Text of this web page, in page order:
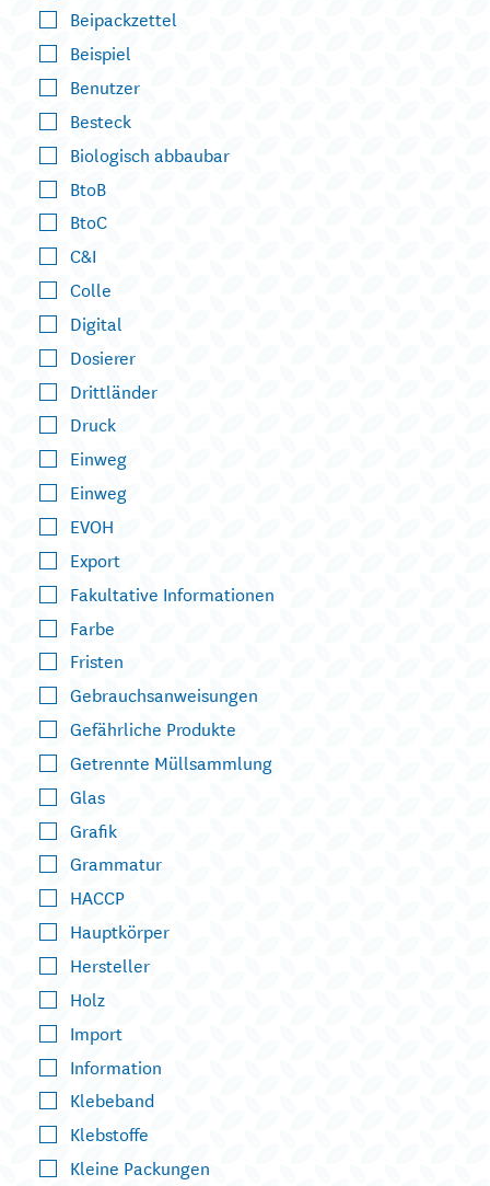
Beipackzettel
Beispiel
Benutzer
Besteck
Biologisch abbaubar
BtoB
BtoC
C&I
Colle
Digital
Dosierer
Drittländer
Druck
Einweg
Einweg
EVOH
Export
Fakultative Informationen
Farbe
Fristen
Gebrauchsanweisungen
Gefährliche Produkte
Getrennte Müllsammlung
Glas
Grafik
Grammatur
HACCP
Hauptkörper
Hersteller
Holz
Import
Information
Klebeband
Klebstoffe
Kleine Packungen